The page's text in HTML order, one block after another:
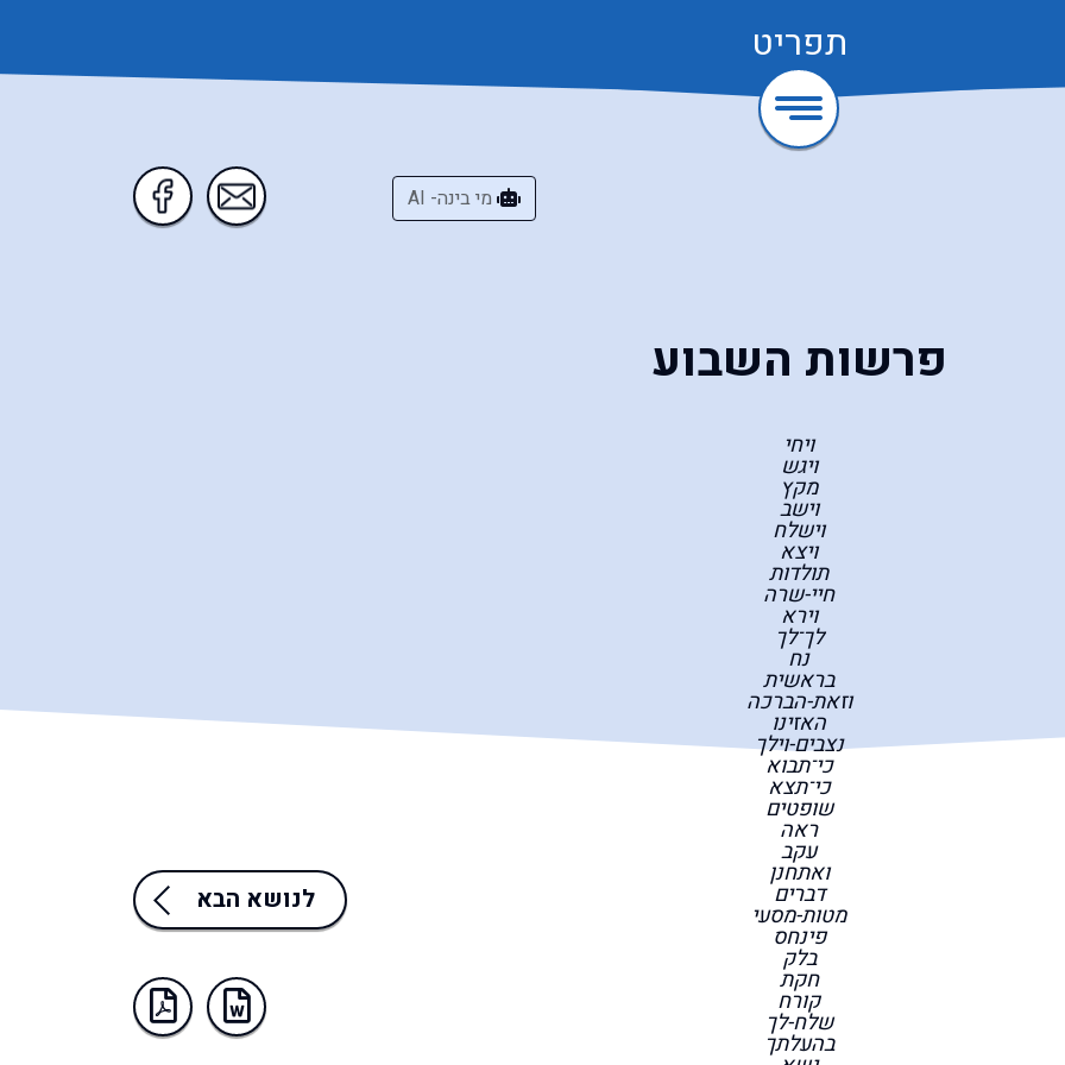
תפריט
מי בינה- AI
פרשות השבוע
ויחי
ויגש
מקץ
וישב
וישלח
ויצא
תולדות
חיי-שרה
וירא
לך־לך
נח
בראשית
וזאת-הברכה
האזינו
נצבים-וילך
כי־תבוא
כי־תצא
שופטים
ראה
עקב
ואתחנן
דברים
מטות-מסעי
פינחס
בלק
חקת
קורח
שלח-לך
בהעלתך
לנושא הבא